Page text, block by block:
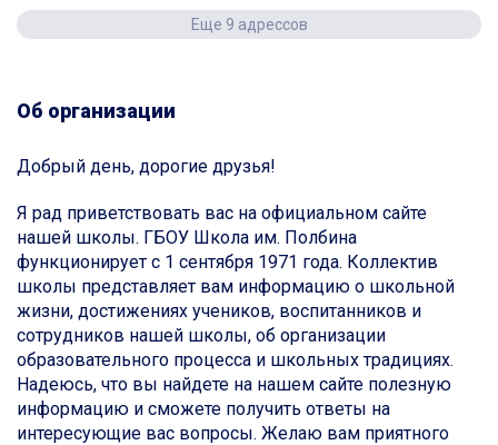
Еще 9 адрессов
Об организации
Добрый день, дорогие друзья!
Я рад приветствовать вас на официальном сайте
нашей школы. ГБОУ Школа им. Полбина
функционирует с 1 сентября 1971 года. Коллектив
школы представляет вам информацию о школьной
жизни, достижениях учеников, воспитанников и
сотрудников нашей школы, об организации
образовательного процесса и школьных традициях.
Надеюсь, что вы найдете на нашем сайте полезную
информацию и сможете получить ответы на
интересующие вас вопросы. Желаю вам приятного